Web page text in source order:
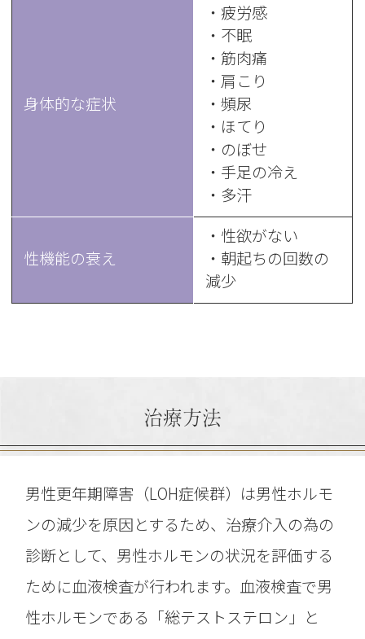
身体的な症状
・疲労感
・不眠
・筋肉痛
・肩こり
・頻尿
・ほてり
・のぼせ
・手足の冷え
・多汗
性機能の衰え
・性欲がない
・朝起ちの回数の
減少
治療方法
男性更年期障害（LOH症候群）は男性ホルモ
ンの減少を原因とするため、治療介入の為の
診断として、男性ホルモンの状況を評価する
ために血液検査が行われます。血液検査で男
性ホルモンである「総テストステロン」と